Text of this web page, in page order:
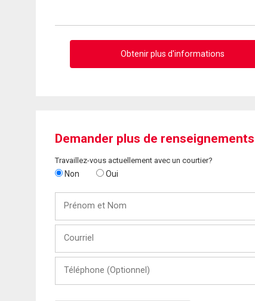
Obtenir plus d'informations
Demander plus de renseignements
Travaillez-vous actuellement avec un courtier?
Non Oui
Nom
(Optionnel)